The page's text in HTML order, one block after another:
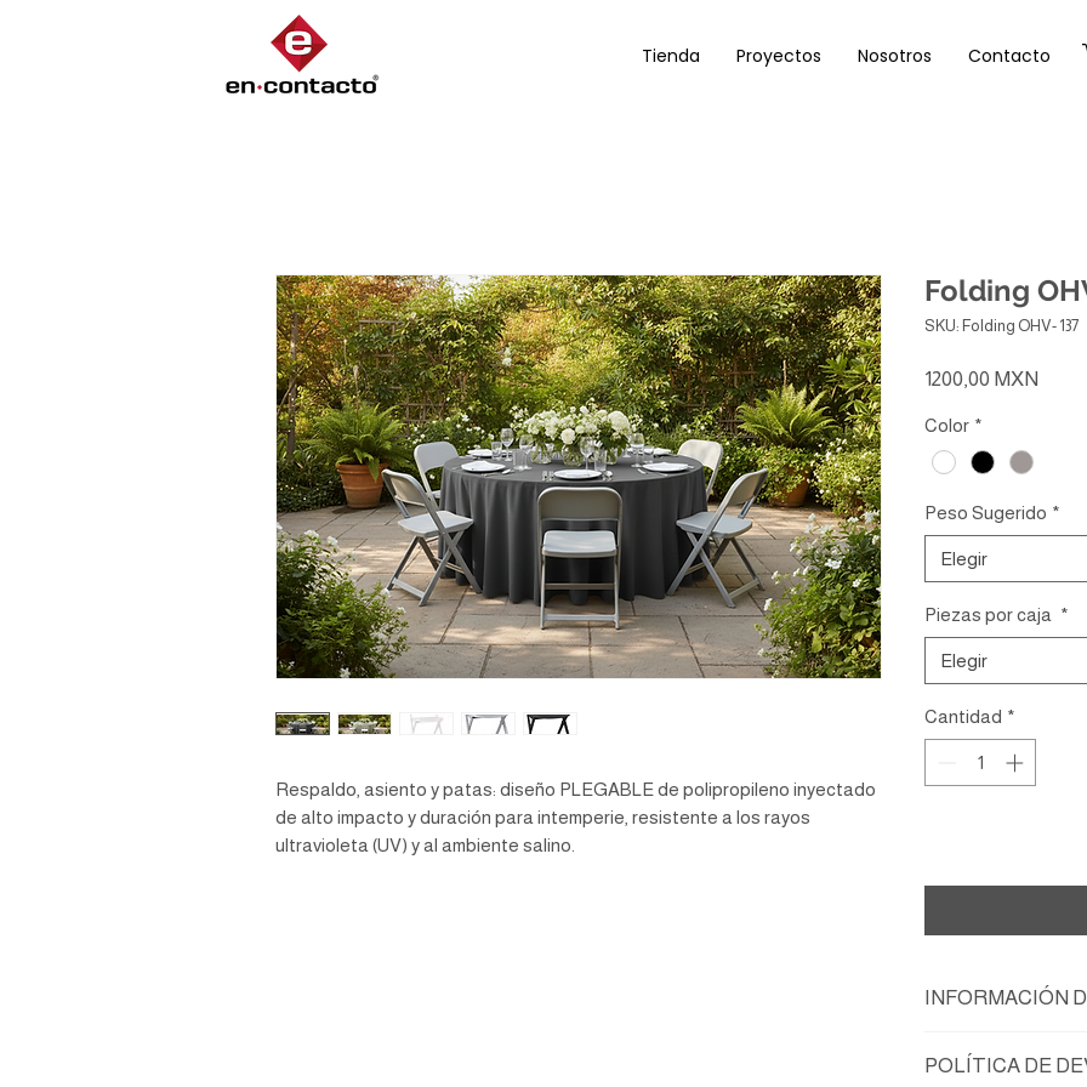
Tienda Proyectos Nosotros Contacto
Respaldo, asiento y patas: diseño PLEGABLE de polipropileno inyectado
de alto impacto y duración para intemperie, resistente a los rayos
ultravioleta (UV) y al ambiente salino.
Folding
SKU: Folding OHV- 137
1200,00 MXN
Color *
Peso Sugerido *
Elegir
Piezas por caja *
Elegir
Cantidad *
INFORMACIÓN
polipropileno
POLÍTICA DE